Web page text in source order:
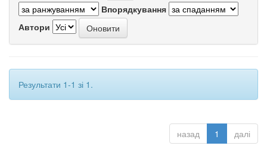
Впорядкування
Автори
Результати 1-1 зі 1.
назад 1 далі